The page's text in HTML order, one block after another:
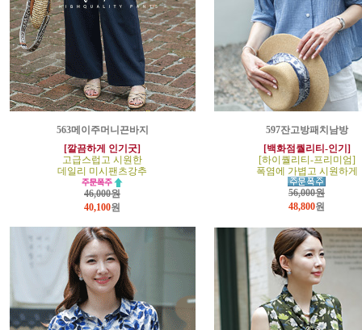
563메이주머니끈바지
[깔끔하게 인기굿]
고급스럽고 시원한
데일리 미시팬츠강추
46,000원
40,100원
597잔고방패치남방
[백화점퀄리티-인기]
[하이퀄리티-프리미엄]
폭염에 가볍고 시원하게
56,000원
48,800원